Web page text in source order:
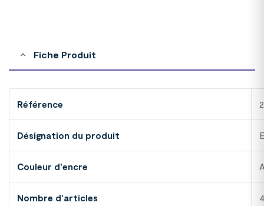
Fiche Produit
Référence
Désignation du produit
Couleur d'encre
Nombre d'articles